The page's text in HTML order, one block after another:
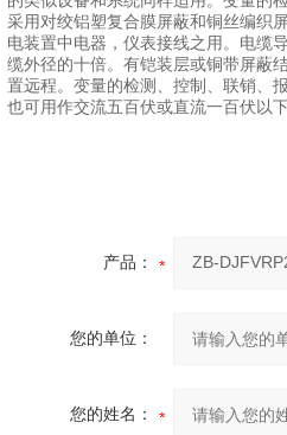
采用对绞铝塑复合膜屏蔽和铜丝编织
电装置中电器，仪表接线之用。电缆
缆外径的十倍。有铠装层或铜带屏蔽
置远程。变量的检测、控制、联销、
也可用作交流五百伏或直流一百伏以
产品：
您的单位：
您的姓名：